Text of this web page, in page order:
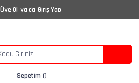
Üye Ol ya da Giriş Yap
Sepetim